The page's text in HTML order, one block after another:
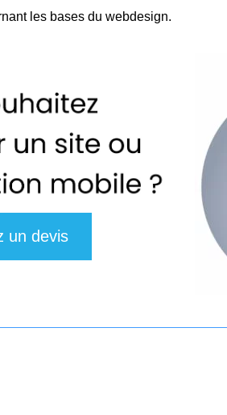
les bases du webdesign.
un devis